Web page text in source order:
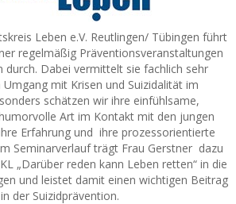
Leben e.V. Reutlingen/ Tübingen führt
regelmäßig Präventionsveranstaltungen
durch. Dabei vermittelt sie fachlich sehr
mit Krisen und Suizidalität im
schätzen wir ihre einfühlsame,
Art im Kontakt mit den jungen
Erfahrung und ihre prozessorientierte
Seminarverlauf trägt Frau Gerstner dazu
„Darüber reden kann Leben retten“ in die
und leistet damit einen wichtigen Beitrag
in der Suizidprävention.